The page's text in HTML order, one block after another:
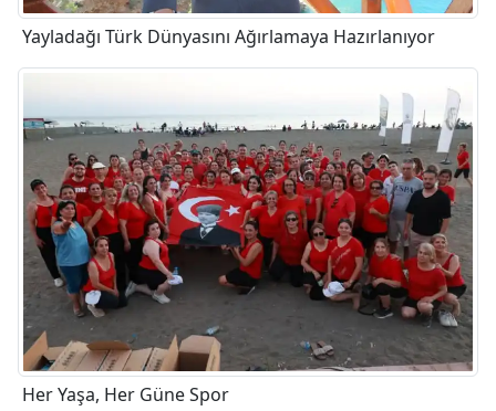
Yayladağı Türk Dünyasını Ağırlamaya Hazırlanıyor
Her Yaşa, Her Güne Spor